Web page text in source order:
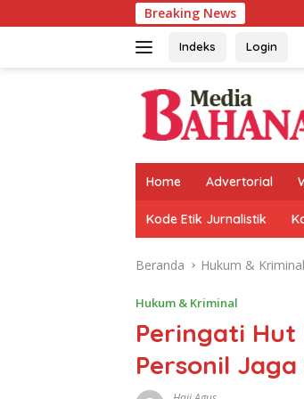
ke
Breaking News
Indeks Login
Home Advertorial
Kode Etik Jurnalistik
Beranda Hukum & Kriminal
Hukum & Kriminal
Peringati Hut
Personil